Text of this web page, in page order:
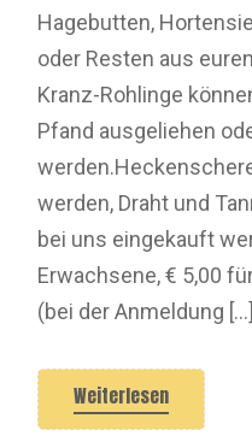
Hagebutten,
oder Resten aus
Kranz-Rohlinge
Pfand ausgeliehen
werden, Draht und
bei uns eingekauft
Erwachsene, € 5,00
(bei der Anmeldung […]
Weiterlesen